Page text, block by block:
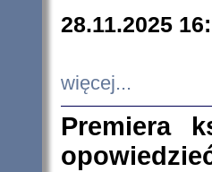
28.11.2025
więcej...
Premiera